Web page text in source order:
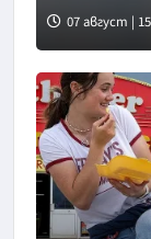
Снимка:
07 август |